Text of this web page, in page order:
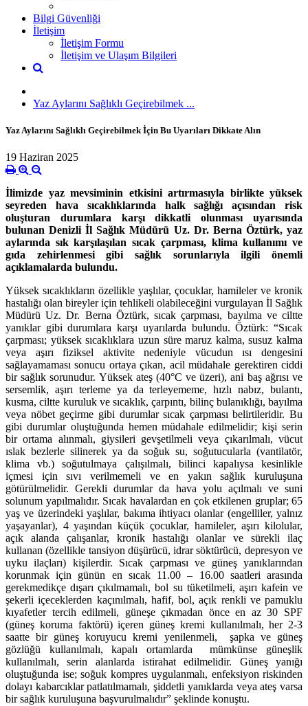
Bilgi Güvenliği
İletişim
İletişim Formu
İletişim ve Ulaşım Bilgileri
Yaz Aylarını Sağlıklı Geçirebilmek ...
Yaz Aylarını Sağlıklı Geçirebilmek İçin Bu Uyarıları Dikkate Alın
19 Haziran 2025
İlimizde yaz mevsiminin etkisini artırmasıyla birlikte yüksek
seyreden hava sıcaklıklarında halk sağlığı açısından risk
oluşturan durumlara karşı dikkatli olunması uyarısında
bulunan Denizli İl Sağlık Müdürü Uz. Dr. Berna Öztürk, yaz
aylarında sık karşılaşılansıcak çarpması, klima kullanımı ve
gıda zehirlenmesi gibi sağlık sorunlarıyla ilgili önemli
açıklamalarda bulundu.
Yüksek sıcaklıkların özellikle yaşlılar, çocuklar, hamileler ve kronik
hastalığı olan bireyler için tehlikeli olabileceğini vurgulayan İl Sağlık
Müdürü Uz. Dr. Berna Öztürk, sıcak çarpması, bayılma ve ciltte
yanıklar gibi durumlara karşı uyarılarda bulundu. Öztürk: “Sıcak
çarpması; yüksek sıcaklıklara uzun süremaruz kalma, susuz kalma
veya aşırı fiziksel aktivite nedeniyle vücudun ısı dengesini
sağlayamaması sonucu ortaya çıkan, acil müdahale gerektiren ciddi
bir sağlık sorunudur. Yüksek ateş (40°C ve üzeri), ani baş ağrısı ve
sersemlik, aşırı terleme ya da terleyememe, hızlı nabız, bulantı,
kusma, ciltte kuruluk ve sıcaklık, çarpıntı, bilinç bulanıklığı, bayılma
veya nöbet geçirme gibi durumlar sıcak çarpması belirtileridir. Bu
gibi durumlar oluştuğunda hemen müdahale edilmelidir; kişi serin
bir ortama alınmalı, giysileri gevşetilmeli veya çıkarılmalı, vücut
ıslak bezlerle silinerek ya da soğuk su, soğutucularla (vantilatör,
klima vb.) soğutulmaya çalışılmalı, bilinci kapalıysa kesinlikle
içmesi için sıvı verilmemeli ve en yakın sağlık kuruluşuna
götürülmelidir. Gerekli durumlar da hava yolu açılmalı ve suni
solunum yapılmalıdır. Sıcak havalardan en çok etkilenen gruplar; 65
yaş ve üzerindeki yaşlılar, bakıma ihtiyacı olanlar (engelliler, yalnız
yaşayanlar), 4 yaşından küçük çocuklar, hamileler, aşırı kilolular,
açık alanda çalışanlar, kronik hastalığı olanlar ve sürekli ilaç
kullanan (özellikle tansiyon düşürücü, idrar söktürücü, depresyon ve
uyku ilaçları) kişilerdir. Sıcak çarpması ve güneş yanıklarından
korunmak için günün en sıcak 11.00 – 16.00 saatleri arasında
gerekmedikçe dışarı çıkılmamalı, bol su tüketilmeli, aşırı kafein ve
şekerli içeceklerden kaçınılmalı, hafif, bol, açık renkli ve pamuklu
kıyafetler tercih edilmeli, güneşe çıkmadan önce en az 30 SPF
(güneş koruma faktörü) içeren güneş kremi kullanılmalı, her 2-3
saatte bir güneş koruyucu kremi yenilenmeli, şapka ve güneş
gözlüğü kullanılmalı, kapalı ortamlarda mümkünse güneşlik
kullanılmalı, serin alanlarda istirahat edilmelidir. Güneş yanığı
oluştuğunda ise; soğuk kompres uygulanmalı, enfeksiyon riskinden
dolayı kabarcıklar patlatılmamalı, şiddetli yanıklarda veya ateş varsa
bir sağlık kuruluşuna başvurulmalıdır” şeklinde konuştu.